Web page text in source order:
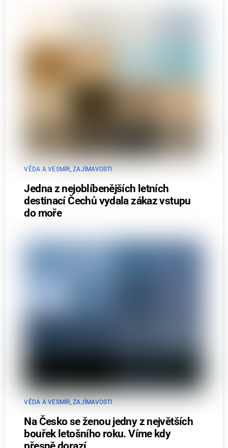
VĚDA A VESMÍR ,ZAJÍMAVOSTI
Jedna z nejoblíbenějších letních
destinací Čechů vydala zákaz vstupu
do moře
VĚDA A VESMÍR ,ZAJÍMAVOSTI
Na Česko se ženou jedny z největších
bouřek letošního roku. Víme kdy